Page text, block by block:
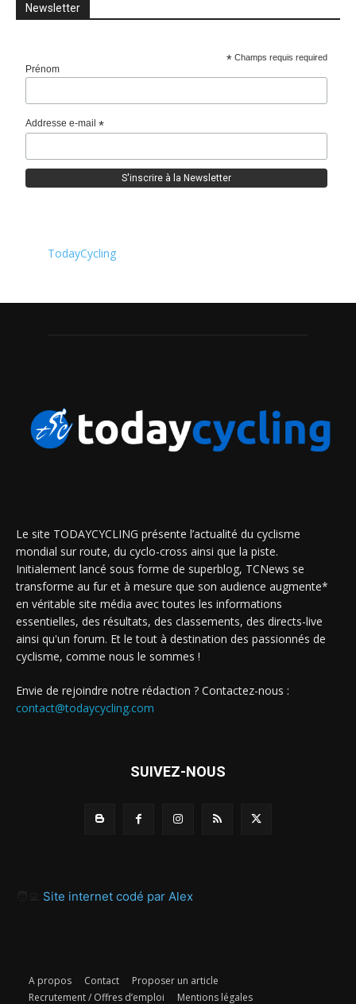
Newsletter
* Champs requis required
Prénom
Addresse e-mail*
TodayCycling
Le site TODAYCYCLING présente l’actualité du cyclisme
mondial sur route, du cyclo-cross ainsi que la piste.
Initialement lancé sous forme de superblog, TCNews se
transforme au fur et à mesure que son audience augmente*
en véritable site média avec toutes les informations
essentielles, des résultats, des classements, des directs-live
ainsi qu'un forum. Et le tout à destination des passionnés de
cyclisme, comme nous le sommes !
Envie de rejoindre notre rédaction ? Contactez-nous :
contact@todaycycling.com
SUIVEZ-NOUS
Site internet codé par Alex
A propos Contact
Proposer un article
Recrutement / Offres d’emploi
Mentions légales